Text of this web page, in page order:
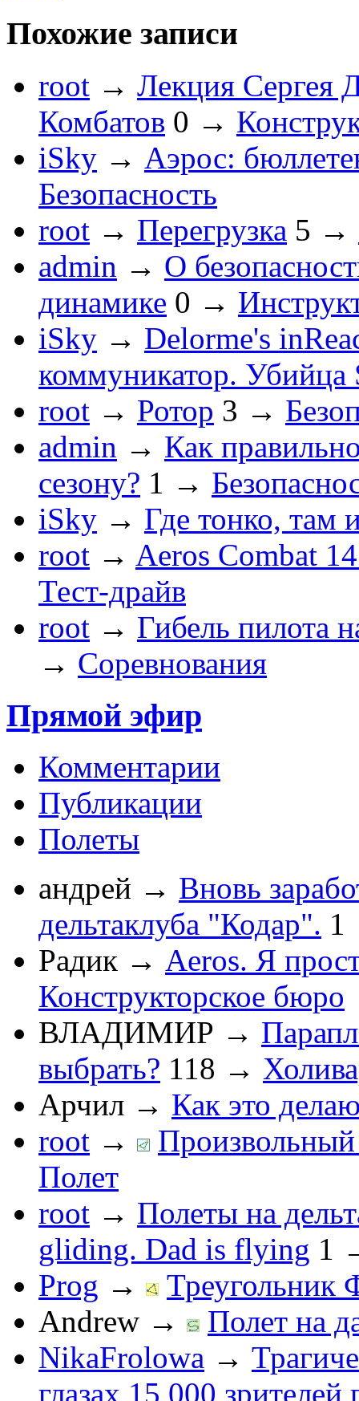
Похожие записи
root → Лекция Сергея
Комбатов 0 →
iSky → Аэрос:
Безопасность
root → Перегрузка 5 →
admin → О
динамике 0 →
iSky → Delorme's
коммуникатор. Убийца
root → Ротор 3 →
admin → Как
сезону? 1 →
iSky → Где тонко, там
root → Aeros Combat
Тест-драйв
root → Гибель пилота
→ Соревнования
Прямой эфир
Комментарии
Публикации
Полеты
андрей → Вновь
дельтаклуба "Кодар". 1
Радик → Aeros. Я
Конструкторское бюро
ВЛАДИМИР →
выбрать? 118 →
Арчил → Как это
root →
Полет
root → Полеты на
gliding. Dad is flying 1
Prog →
Andrew →
Полет на
NikaFrolowa →
глазах 15 000